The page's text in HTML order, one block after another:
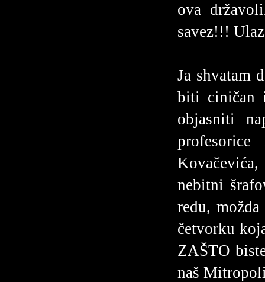
ova
savez!!!
Ja shvatam
biti ciničan
objasniti
profesorice
nebitni
redu,
četvorku
ZAŠTO
naš